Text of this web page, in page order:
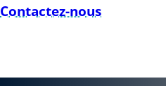
Contactez-nous